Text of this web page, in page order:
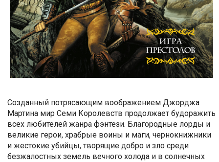
Созданный потрясающим воображением Джорджа
Мартина мир Семи Королевств продолжает будоражить
всех любителей жанра фэнтези. Благородные лорды и
великие герои, храбрые воины и маги, чернокнижники
и жестокие убийцы, творящие добро и зло среди
безжалостных земель вечного холода и в солнечных